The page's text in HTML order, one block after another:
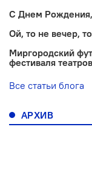
С Днем
Ой, то не вечер,
Миргородский
фестиваля
Все статьи блога
АРХИВ